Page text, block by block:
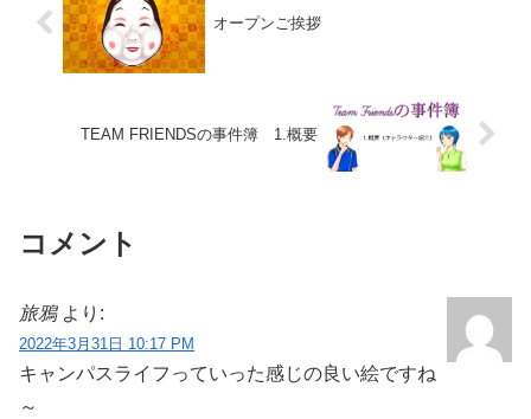
オープンご挨拶
TEAM FRIENDSの事件簿 1.概要
コメント
旅鴉 より:
2022年3月31日 10:17 PM
キャンパスライフっていった感じの良い絵ですね
～